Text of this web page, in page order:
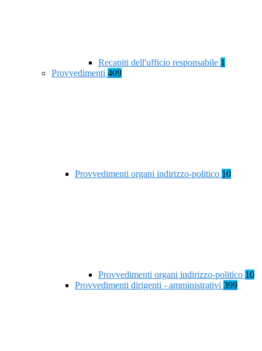
Recapiti dell'ufficio responsabile 1
Provvedimenti 409
Provvedimenti organi indirizzo-politico 10
Provvedimenti organi indirizzo-politico 10
Provvedimenti dirigenti - amministrativi 399